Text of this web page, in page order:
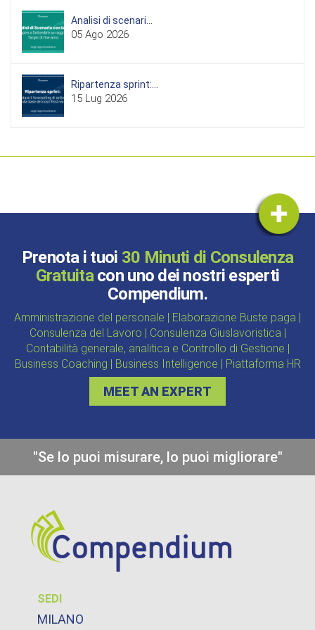
Analisi di scenari...
05 Ago 2026
Ripartenza sprint:...
15 Lug 2026
Prenota i tuoi 30 Minuti di Consulenza
Gratuitacon uno dei nostri esperti
Compendium.
Amministrazione del personale | Elaborazione Buste paga |
Consulenza del Lavoro | Consulenza Giuslavoristica |
Contabilità generale, analitica e Controllo di Gestione |
Business Coaching | Business Intelligence | Piattaforma HR
MEET AN EXPERT
"Se lo puoi misurare, lo puoi migliorare"
SEDI
MILANO